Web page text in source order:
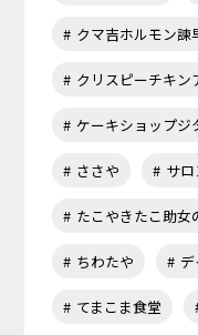
クマ吉ホルモン諫
クリスピーチキン
ケーキショップジ
ささや サ
たこやきたこ助女
ちわたや
てまこま食堂